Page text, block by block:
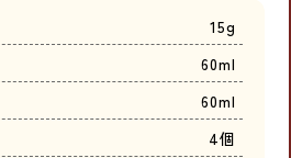
15g
60ml
60ml
4個